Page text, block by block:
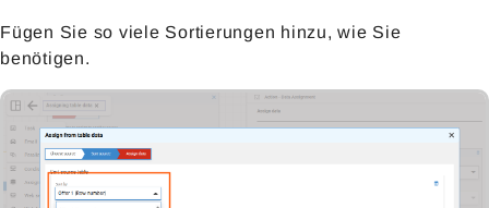
Fügen Sie so viele Sortierungen hinzu, wie Sie
benötigen.